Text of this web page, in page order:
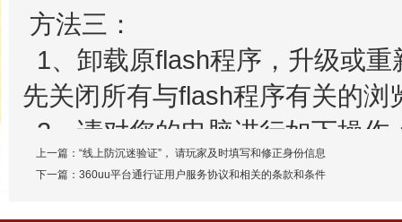
方法三：
1、卸载原flash程序，升级或
先关闭所有与flash程序有关的浏
2、请对您的电脑进行如下操作
>flasn player10，卸载”。
上一篇： “线上防沉迷验证”， 请玩家及时填写和修正身份信息
下一篇： 360uu平台通行证用户服务协议和相关的条款和条件